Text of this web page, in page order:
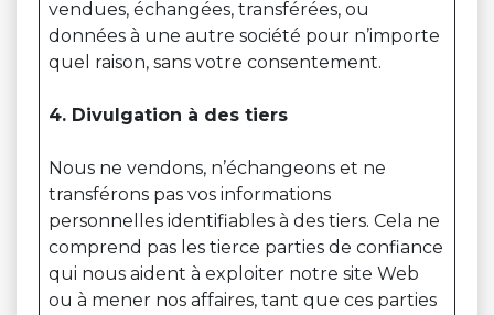
vendues, échangées, transférées, ou
données à une autre société pour n’importe
quel raison, sans votre consentement.
4. Divulgation à des tiers
Nous ne vendons, n’échangeons et ne
transférons pas vos informations
personnelles identifiables à des tiers. Cela ne
comprend pas les tierce parties de confiance
qui nous aident à exploiter notre site Web
ou à mener nos affaires, tant que ces parties